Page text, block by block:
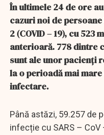
În ultimele 24 de ore
cazuri noi de persoane
2 (COVID – 19), cu 523
anterioară. 778 dintre
sunt ale unor pacienți
la o perioadă mai
infectare.
Până astăzi, 59.257 de
infecție cu SARS – CoV